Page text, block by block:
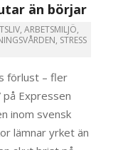
än börjar
, ARBETSMILJÖ,
, STRESS
förlust – fler
Expressen
inom svensk
lämnar yrket än